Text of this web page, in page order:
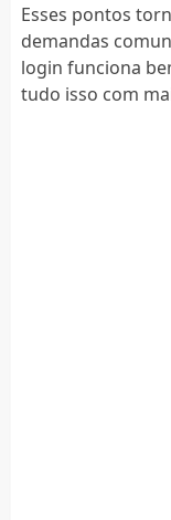
Esses pontos
demandas
login funciona
tudo isso com